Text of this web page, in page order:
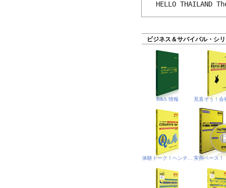
ビジネス＆サバイバル・シ
B&S 情報